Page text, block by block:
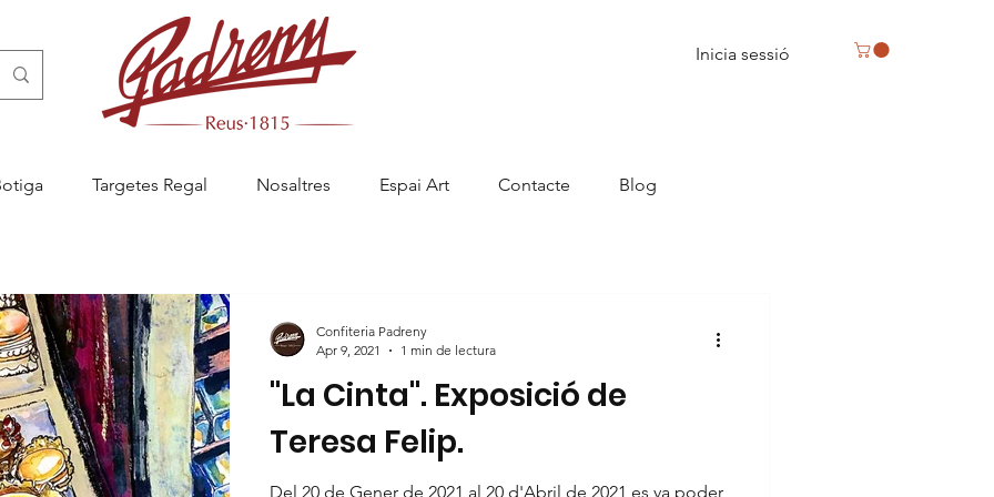
Inicia sessió
Targetes Regal Nosaltres Espai Art Contacte Blog
Reus, pastisseria artesanal a Reus, menjablanc de Reus, càtering a Reus, caixa de bombons a Reus
"La Cinta". Exposició de
Teresa Felip.
Del 20 de Gener de 2021 al 20 d'Abril de 2021 es va poder
Confiteria Padreny
Apr 9, 2021
1 min de lectura